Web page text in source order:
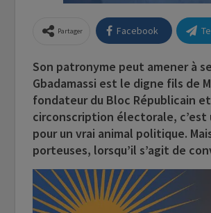
Partager Facebook
Son patronyme peut amener à
Gbadamassi est le digne fils de
fondateur du Bloc Républicain
circonscription électorale, c’est
pour un vrai animal politique.
porteuses, lorsqu’il s’agit de